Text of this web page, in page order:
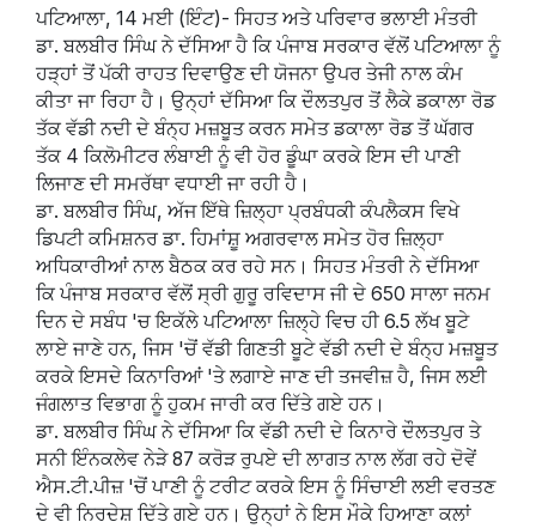
ਪਟਿਆਲਾ, 14 ਮਈ (ਇੰਟ)- ਸਿਹਤ ਅਤੇ ਪਰਿਵਾਰ ਭਲਾਈ ਮੰਤਰੀ
ਡਾ. ਬਲਬੀਰ ਸਿੰਘ ਨੇ ਦੱਸਿਆ ਹੈ ਕਿ ਪੰਜਾਬ ਸਰਕਾਰ ਵੱਲੋਂ ਪਟਿਆਲਾ ਨੂੰ
ਹੜ੍ਹਾਂ ਤੋਂ ਪੱਕੀ ਰਾਹਤ ਦਿਵਾਉਣ ਦੀ ਯੋਜਨਾ ਉਪਰ ਤੇਜੀ ਨਾਲ ਕੰਮ
ਕੀਤਾ ਜਾ ਰਿਹਾ ਹੈ। ਉਨ੍ਹਾਂ ਦੱਸਿਆ ਕਿ ਦੌਲਤਪੁਰ ਤੋਂ ਲੈਕੇ ਡਕਾਲਾ ਰੋਡ
ਤੱਕ ਵੱਡੀ ਨਦੀ ਦੇ ਬੰਨ੍ਹ ਮਜ਼ਬੂਤ ਕਰਨ ਸਮੇਤ ਡਕਾਲਾ ਰੋਡ ਤੋਂ ਘੱਗਰ
ਤੱਕ 4 ਕਿਲੋਮੀਟਰ ਲੰਬਾਈ ਨੂੰ ਵੀ ਹੋਰ ਡੂੰਘਾ ਕਰਕੇ ਇਸ ਦੀ ਪਾਣੀ
ਲਿਜਾਣ ਦੀ ਸਮਰੱਥਾ ਵਧਾਈ ਜਾ ਰਹੀ ਹੈ।
ਡਾ. ਬਲਬੀਰ ਸਿੰਘ, ਅੱਜ ਇੱਥੇ ਜ਼ਿਲ੍ਹਾ ਪ੍ਰਬੰਧਕੀ ਕੰਪਲੈਕਸ ਵਿਖੇ
ਡਿਪਟੀ ਕਮਿਸ਼ਨਰ ਡਾ. ਹਿਮਾਂਸ਼ੂ ਅਗਰਵਾਲ ਸਮੇਤ ਹੋਰ ਜ਼ਿਲ੍ਹਾ
ਅਧਿਕਾਰੀਆਂ ਨਾਲ ਬੈਠਕ ਕਰ ਰਹੇ ਸਨ। ਸਿਹਤ ਮੰਤਰੀ ਨੇ ਦੱਸਿਆ
ਕਿ ਪੰਜਾਬ ਸਰਕਾਰ ਵੱਲੋਂ ਸ੍ਰੀ ਗੁਰੂ ਰਵਿਦਾਸ ਜੀ ਦੇ 650 ਸਾਲਾ ਜਨਮ
ਦਿਨ ਦੇ ਸਬੰਧ 'ਚ ਇਕੱਲੇ ਪਟਿਆਲਾ ਜ਼ਿਲ੍ਹੇ ਵਿਚ ਹੀ 6.5 ਲੱਖ ਬੂਟੇ
ਲਾਏ ਜਾਣੇ ਹਨ, ਜਿਸ 'ਚੋਂ ਵੱਡੀ ਗਿਣਤੀ ਬੂਟੇ ਵੱਡੀ ਨਦੀ ਦੇ ਬੰਨ੍ਹ ਮਜ਼ਬੂਤ
ਕਰਕੇ ਇਸਦੇ ਕਿਨਾਰਿਆਂ 'ਤੇ ਲਗਾਏ ਜਾਣ ਦੀ ਤਜਵੀਜ਼ ਹੈ, ਜਿਸ ਲਈ
ਜੰਗਲਾਤ ਵਿਭਾਗ ਨੂੰ ਹੁਕਮ ਜਾਰੀ ਕਰ ਦਿੱਤੇ ਗਏ ਹਨ।
ਡਾ. ਬਲਬੀਰ ਸਿੰਘ ਨੇ ਦੱਸਿਆ ਕਿ ਵੱਡੀ ਨਦੀ ਦੇ ਕਿਨਾਰੇ ਦੌਲਤਪੁਰ ਤੇ
ਸਨੀ ਇੰਨਕਲੇਵ ਨੇੜੇ 87 ਕਰੋੜ ਰੁਪਏ ਦੀ ਲਾਗਤ ਨਾਲ ਲੱਗ ਰਹੇ ਦੋਵੇਂ
ਐਸ.ਟੀ.ਪੀਜ਼ 'ਚੋਂ ਪਾਣੀ ਨੂੰ ਟਰੀਟ ਕਰਕੇ ਇਸ ਨੂੰ ਸਿੰਚਾਈ ਲਈ ਵਰਤਣ
ਦੇ ਵੀ ਨਿਰਦੇਸ਼ ਦਿੱਤੇ ਗਏ ਹਨ। ਉਨ੍ਹਾਂ ਨੇ ਇਸ ਮੌਕੇ ਹਿਆਣਾ ਕਲਾਂ